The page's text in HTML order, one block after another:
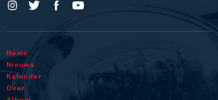
Home
Nieuws
Kalender
Over